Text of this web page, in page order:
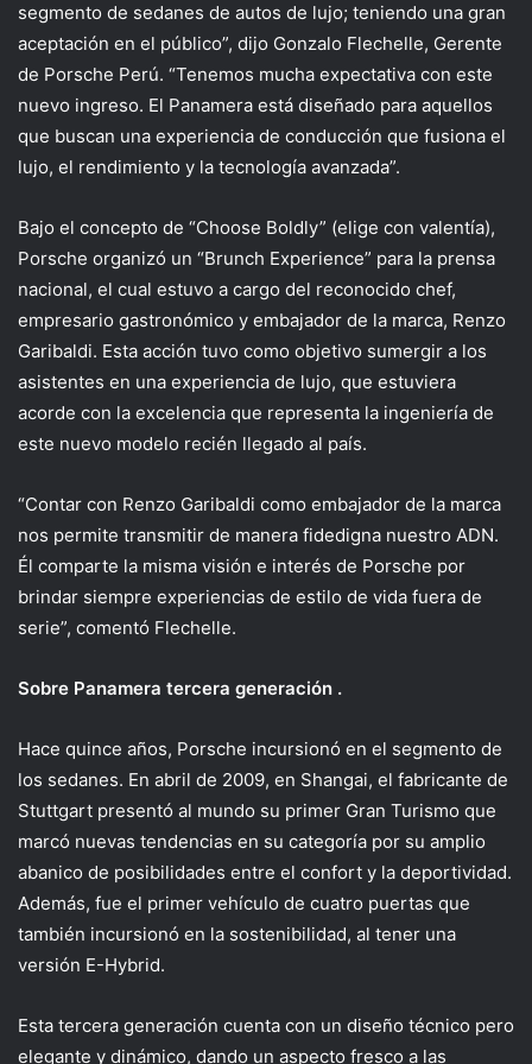
segmento de sedanes de autos de lujo; teniendo una gran
aceptación en el público”, dijo Gonzalo Flechelle, Gerente
de Porsche Perú. “Tenemos mucha expectativa con este
nuevo ingreso. El Panamera está diseñado para aquellos
que buscan una experiencia de conducción que fusiona el
lujo, el rendimiento y la tecnología avanzada”.
Bajo el concepto de “Choose Boldly” (elige con valentía),
Porsche organizó un “Brunch Experience” para la prensa
nacional, el cual estuvo a cargo del reconocido chef,
empresario gastronómico y embajador de la marca, Renzo
Garibaldi. Esta acción tuvo como objetivo sumergir a los
asistentes en una experiencia de lujo, que estuviera
acorde con la excelencia que representa la ingeniería de
este nuevo modelo recién llegado al país.
“Contar con Renzo Garibaldi como embajador de la marca
nos permite transmitir de manera fidedigna nuestro ADN.
Él comparte la misma visión e interés de Porsche por
brindar siempre experiencias de estilo de vida fuera de
serie”, comentó Flechelle.
Sobre Panamera tercera generación .
Hace quince años, Porsche incursionó en el segmento de
los sedanes. En abril de 2009, en Shangai, el fabricante de
Stuttgart presentó al mundo su primer Gran Turismo que
marcó nuevas tendencias en su categoría por su amplio
abanico de posibilidades entre el confort y la deportividad.
Además, fue el primer vehículo de cuatro puertas que
también incursionó en la sostenibilidad, al tener una
versión E-Hybrid.
Esta tercera generación cuenta con un diseño técnico pero
elegante y dinámico, dando un aspecto fresco a las